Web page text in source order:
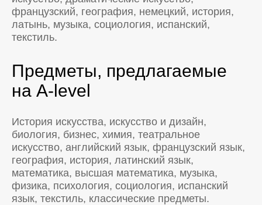
французский, география, немецкий, история,
латынь, музыка, социология, испанский,
текстиль.
Предметы, предлагаемые
на A-level
История искусства, искусство и дизайн,
биология, бизнес, химия, театральное
искусство, английский язык, французский язык,
география, история, латинский язык,
математика, высшая математика, музыка,
физика, психология, социология, испанский
язык, текстиль, классические предметы.